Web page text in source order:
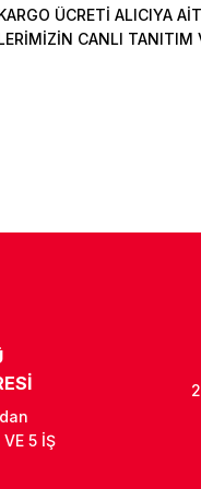
ÜCRETİ ALICIYA
CANLI TANITIM
5 İŞ